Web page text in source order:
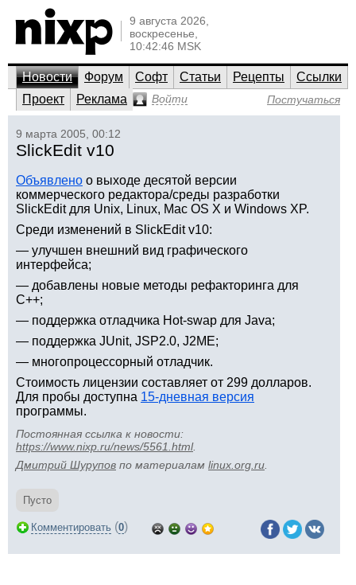
9 августа 2026,
воскресенье,
10:42:46 MSK
Новости Форум Софт Статьи Рецепты
Ссылки
Проект
Реклама Войти Постучаться
9 марта 2005, 00:12
SlickEdit v10
Объявлено о выходe десятой версии
коммерческого редактора/среды разработки
SlickEdit для Unix, Linux, Mac OS X и Windows XP.
Среди изменений в SlickEdit v10:
— улучшен внешний вид графического
интерфейса;
— добавлены новые методы рефакторинга для
C++;
— поддержка отладчика Hot-swap для Java;
— поддержка JUnit, JSP2.0, J2ME;
— многопроцессорный отладчик.
Стоимость лицензии составляет от 299 долларов.
Для пробы доступна 15-дневная версия
программы.
Постоянная ссылка к новости:
https://www.nixp.ru/news/5561.html.
Дмитрий Шурупов по материалам linux.org.ru
Пусто
Комментировать (0)